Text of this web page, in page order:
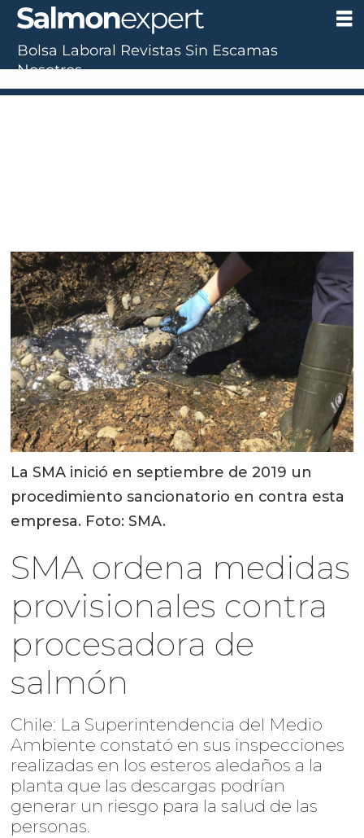
La SMA inició en septiembre de 2019 un
procedimiento sancionatorio en contra esta
empresa. Foto: SMA.
SMA ordena medidas
provisionales contra
procesadora de
salmón
Chile: La Superintendencia del Medio
Ambiente constató en sus inspecciones
realizadas en los esteros aledaños a la
planta que las descargas podrían
generar un riesgo para la salud de las
personas.
Bolsa Laboral Revistas Sin Escamas
Nosotros